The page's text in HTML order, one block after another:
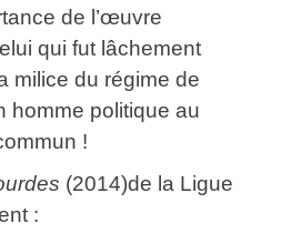
de l’œuvre
qui fut lâchement
milice du régime de
homme politique au
!
(2014)de la Ligue
: